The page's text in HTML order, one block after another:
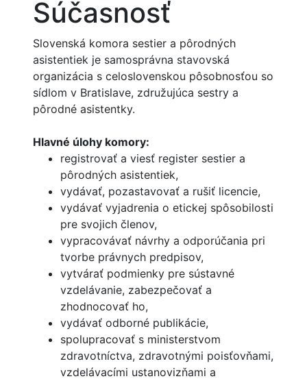
Súčasnosť
Slovenská komora sestier a pôrodných
asistentiek je samosprávna stavovská
organizácia s celoslovenskou pôsobnosťou so
sídlom v Bratislave, združujúca sestry a
pôrodné asistentky.
Hlavné úlohy komory:
registrovať a viesť register sestier a
pôrodných asistentiek,
vydávať, pozastavovať a rušiť licencie,
vydávať vyjadrenia o etickej spôsobilosti
pre svojich členov,
vypracovávať návrhy a odporúčania pri
tvorbe právnych predpisov,
vytvárať podmienky pre sústavné
vzdelávanie, zabezpečovať a
zhodnocovať ho,
vydávať odborné publikácie,
spolupracovať s ministerstvom
zdravotníctva, zdravotnými poisťovňami,
vzdelávacími ustanovizňami a